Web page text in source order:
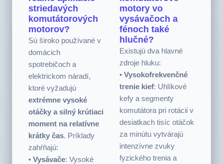
3. Aké sú hlavné
reálne aplikácie
striedavých
komutátorových
motorov?
Sú široko používané v
domácich
spotrebičoch a
elektrickom náradí,
ktoré vyžadujú
extrémne vysoké
otáčky a silný krútiaci
moment na relatívne
krátky čas. Príklady
4. Prečo sú
komutátorové
motory vo
vysávačoch a
fénoch také
hlučné?
Existujú dva hlavné
zdroje hluku:
•Vysokofrekvenčné
trenie kief: Uhlíkové
kefy a segmenty
komutátora pri rotácii v
desiatkach tisíc otáčok
za minútu vytvárajú